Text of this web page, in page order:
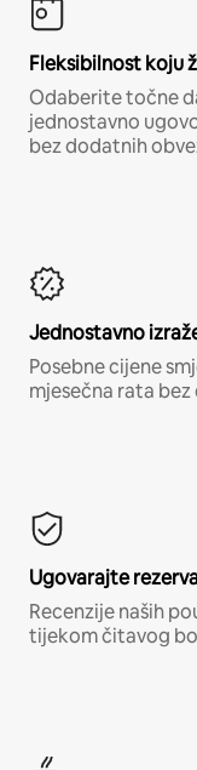
Fleksibilnost koju
Odaberite točne
jednostavno
bez dodatnih
Jednostavno
Posebne cijene
mjesečna rata
Ugovarajte
Recenzije naših
tijekom čitavog